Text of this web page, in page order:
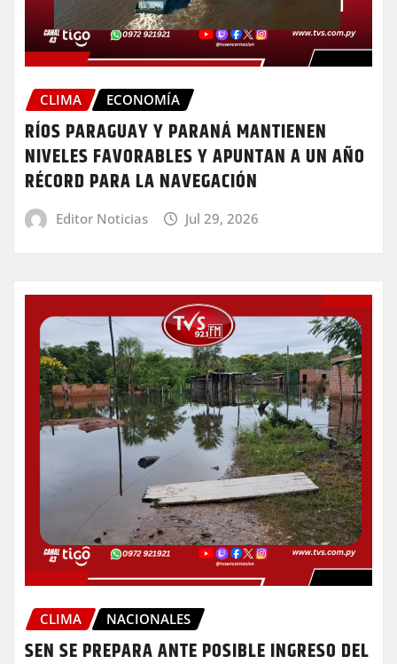
CLIMA ECONOMÍA
RÍOS PARAGUAY Y PARANÁ MANTIENEN
NIVELES FAVORABLES Y APUNTAN A UN AÑO
RÉCORD PARA LA NAVEGACIÓN
Editor Noticias Jul 29, 2026
CLIMA NACIONALES
SEN SE PREPARA ANTE POSIBLE INGRESO DEL